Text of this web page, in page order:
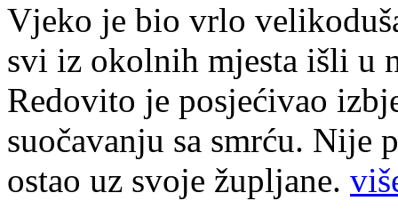
Vjeko je bio vrlo
svi iz okolnih mjesta išli u
Redovito je posjećivao
suočavanju sa smrću. Nije
ostao uz svoje župljane.